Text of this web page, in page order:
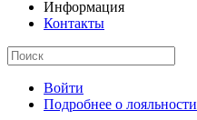
Информация
Контакты
Войти
Подробнее о лояльности